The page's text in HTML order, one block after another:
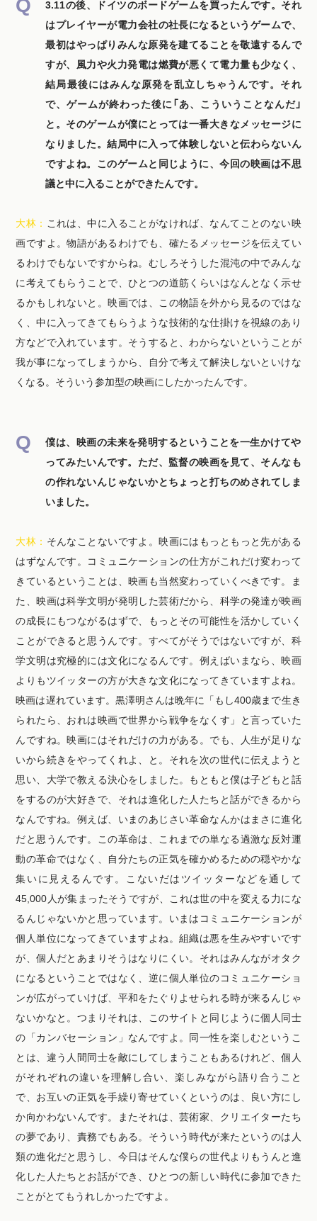
3.11の後、ドイツのボードゲームを買ったんです。それ
はプレイヤーが電力会社の社長になるというゲームで、
最初はやっぱりみんな原発を建てることを敬遠するんで
すが、風力や火力発電は燃費が悪くて電力量も少なく、
結局最後にはみんな原発を乱立しちゃうんです。それ
で、ゲームが終わった後に「あ、こういうことなんだ」
と。そのゲームが僕にとっては一番大きなメッセージに
なりました。結局中に入って体験しないと伝わらないん
ですよね。このゲームと同じように、今回の映画は不思
議と中に入ることができたんです。
大林： これは、中に入ることがなければ、なんてことのない映
画ですよ。物語があるわけでも、確たるメッセージを伝えてい
るわけでもないですからね。むしろそうした混沌の中でみんな
に考えてもらうことで、ひとつの道筋くらいはなんとなく示せ
るかもしれないと。映画では、この物語を外から見るのではな
く、中に入ってきてもらうような技術的な仕掛けを視線のあり
方などで入れています。そうすると、わからないということが
我が事になってしまうから、自分で考えて解決しないといけな
くなる。そういう参加型の映画にしたかったんです。
僕は、映画の未来を発明するということを一生かけてや
ってみたいんです。ただ、監督の映画を見て、そんなも
の作れないんじゃないかとちょっと打ちのめされてしま
いました。
大林： そんなことないですよ。映画にはもっともっと先がある
はずなんです。コミュニケーションの仕方がこれだけ変わって
きているということは、映画も当然変わっていくべきです。ま
た、映画は科学文明が発明した芸術だから、科学の発達が映画
の成長にもつながるはずで、もっとその可能性を活かしていく
ことができると思うんです。すべてがそうではないですが、科
学文明は究極的には文化になるんです。例えばいまなら、映画
よりもツイッターの方が大きな文化になってきていますよね。
映画は遅れています。黒澤明さんは晩年に「もし400歳まで生き
られたら、おれは映画で世界から戦争をなくす」と言っていた
んですね。映画にはそれだけの力がある。でも、人生が足りな
いから続きをやってくれよ、と。それを次の世代に伝えようと
思い、大学で教える決心をしました。もともと僕は子どもと話
をするのが大好きで、それは進化した人たちと話ができるから
なんですね。例えば、いまのあじさい革命なんかはまさに進化
だと思うんです。この革命は、これまでの単なる過激な反対運
動の革命ではなく、自分たちの正気を確かめるための穏やかな
集いに見えるんです。こないだはツイッターなどを通して
45,000人が集まったそうですが、これは世の中を変える力にな
るんじゃないかと思っています。いまはコミュニケーションが
個人単位になってきていますよね。組織は悪を生みやすいです
が、個人だとあまりそうはなりにくい。それはみんながオタク
になるということではなく、逆に個人単位のコミュニケーショ
ンが広がっていけば、平和をたぐりよせられる時が来るんじゃ
ないかなと。つまりそれは、このサイトと同じように個人同士
の「カンバセーション」なんですよ。同一性を楽しむというこ
とは、違う人間同士を敵にしてしまうこともあるけれど、個人
がそれぞれの違いを理解し合い、楽しみながら語り合うこと
で、お互いの正気を手繰り寄せていくというのは、良い方にし
か向かわないんです。またそれは、芸術家、クリエイターたち
の夢であり、責務でもある。そういう時代が来たというのは人
類の進化だと思うし、今日はそんな僕らの世代よりもうんと進
化した人たちとお話ができ、ひとつの新しい時代に参加できた
ことがとてもうれしかったですよ。